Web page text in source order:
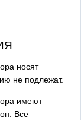
носят
не подлежат.
имеют
Все